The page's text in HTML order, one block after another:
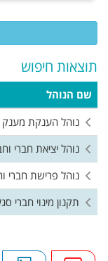
תוצאות חיפוש
שם הנוהל
נוהל הענקת
נוהל יציאת חברי
נוהל פרישת חברי
תקנון מינוי חברי